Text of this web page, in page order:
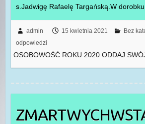
s.Jadwigę Rafaelę Targańską.W
admin 15 kwietnia 2021 Bez
odpowiedzi
OSOBOWOŚĆ ROKU 2020 ODDAJ